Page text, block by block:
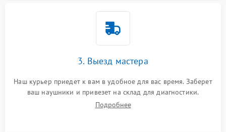
3. Выезд мастера
Наш курьер приедет к вам в удобное для вас время. Заберет
ваш наушники и привезет на склад для диагностики.
Подробнее